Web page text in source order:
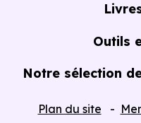
Guide de l'Achat
Outils
Notre sélection
Plan du site